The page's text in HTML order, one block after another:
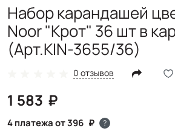
Набор карандашей
Noor "Крот" 36 шт в
(Арт.KIN-3655/36)
0 отзывов
1 583
4 платежа от 396 ?